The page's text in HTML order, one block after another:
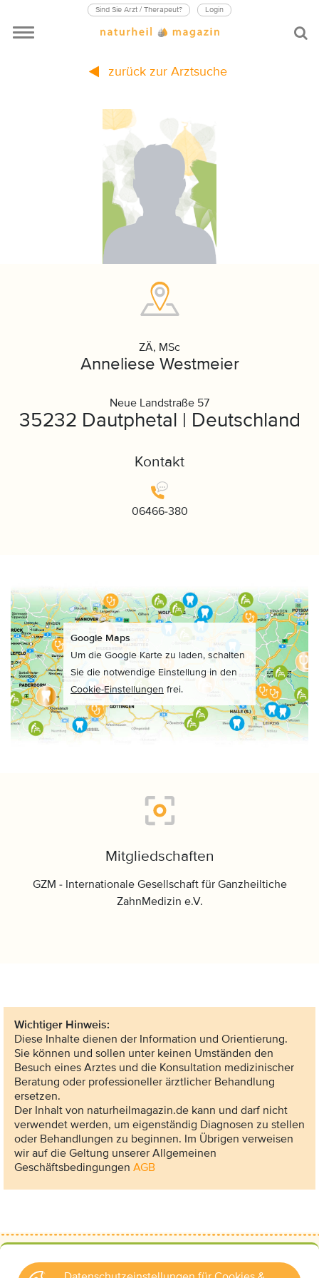
Sind Sie Arzt / Therapeut? Login
zurück zur Arztsuche
ZÄ, MSc
Anneliese Westmeier
Neue Landstraße 57
35232 Dautphetal | Deutschland
Kontakt
06466-380
Google Maps
Um die Google Karte zu laden, schalten
Sie die notwendige Einstellung in den
Cookie-Einstellungen frei.
Mitgliedschaften
GZM - Internationale Gesellschaft für Ganzheiltiche
ZahnMedizin e.V.
Wichtiger Hinweis:
Diese Inhalte dienen der Information und Orientierung.
Sie können und sollen unter keinen Umständen den
Besuch eines Arztes und die Konsultation medizinischer
Beratung oder professioneller ärztlicher Behandlung
ersetzen.
Der Inhalt von naturheilmagazin.de kann und darf nicht
verwendet werden, um eigenständig Diagnosen zu stellen
oder Behandlungen zu beginnen. Im Übrigen verweisen
wir auf die Geltung unserer Allgemeinen
Geschäftsbedingungen AGB